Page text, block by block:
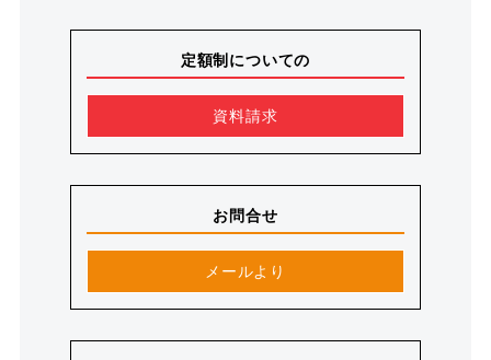
定額制についての
資料請求
お問合せ
メールより